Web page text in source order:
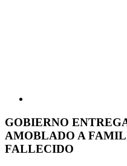
GOBIERNO
AMOBLADO A
FALLECIDO